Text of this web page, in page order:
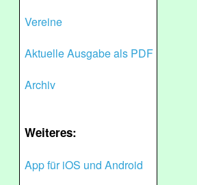
Vereine
Aktuelle Ausgabe als PDF
Archiv
Weiteres:
App für iOS und Android